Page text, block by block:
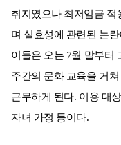
취지였으나 최저임금 적
며 실효성에 관련된 논
이들은 오는 7월 말부터
주간의 문화 교육을 거
근무하게 된다. 이용 대
자녀 가정 등이다.